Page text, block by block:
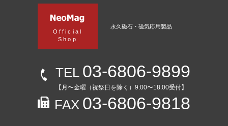
Official
Shop
永久磁石・磁気応用製品
TEL 03-6806-9899
【月〜金曜（祝祭日を除く）9:00〜18:00受付】
FAX 03-6806-9818